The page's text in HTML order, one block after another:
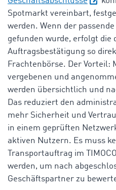
Spotmarkt vereinbart,
werden. Wenn der
gefunden wurde, erfolgt die
Auftragsbestätigung so
Frachtenbörse. Der Vorteil:
vergebenen und
werden übersichtlich und
Das reduziert den
mehr Sicherheit und
in einem geprüften
aktiven Nutzern. Es muss
Transportauftrag im
werden, um nach
Geschäftspartner zu